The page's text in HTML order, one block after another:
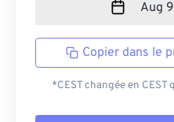
Copier dans le
*CEST changée en